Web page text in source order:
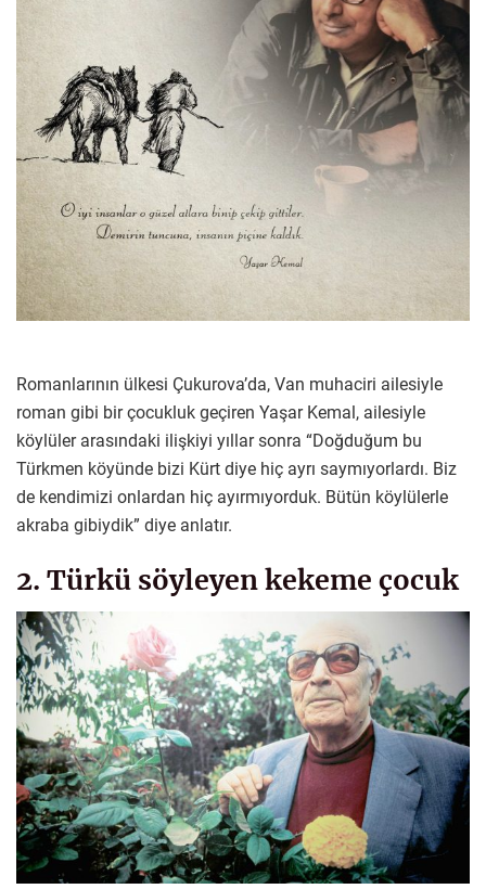
Romanlarının ülkesi Çukurova’da, Van muhaciri ailesiyle
roman gibi bir çocukluk geçiren Yaşar Kemal, ailesiyle
köylüler arasındaki ilişkiyi yıllar sonra “Doğduğum bu
Türkmen köyünde bizi Kürt diye hiç ayrı saymıyorlardı. Biz
de kendimizi onlardan hiç ayırmıyorduk. Bütün köylülerle
akraba gibiydik” diye anlatır.
2. Türkü söyleyen kekeme çocuk